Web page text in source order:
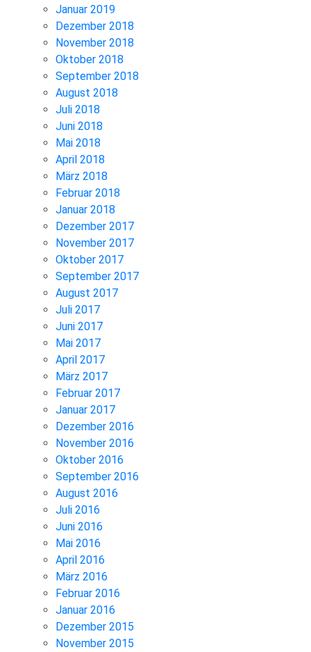
Januar 2019
Dezember 2018
November 2018
Oktober 2018
September 2018
August 2018
Juli 2018
Juni 2018
Mai 2018
April 2018
März 2018
Februar 2018
Januar 2018
Dezember 2017
November 2017
Oktober 2017
September 2017
August 2017
Juli 2017
Juni 2017
Mai 2017
April 2017
März 2017
Februar 2017
Januar 2017
Dezember 2016
November 2016
Oktober 2016
September 2016
August 2016
Juli 2016
Juni 2016
Mai 2016
April 2016
März 2016
Februar 2016
Januar 2016
Dezember 2015
November 2015